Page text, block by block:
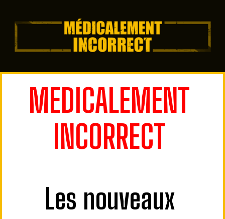
MEDICALEMENT
INCORRECT
Les nouveaux